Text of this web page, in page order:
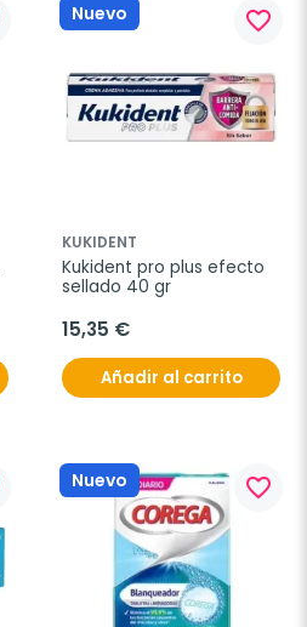
Nuevo favorite_border
KUKIDENT
Kukident pro plus efecto
sellado 40 gr
15,35 €
Añadir al carrito
Nuevo favorite_border